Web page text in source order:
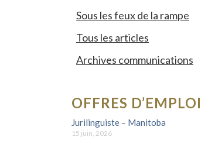
Sous les feux de la rampe
Tous les articles
Archives communications
OFFRES D’EMPLOI
Jurilinguiste – Manitoba
15 juin, 2026